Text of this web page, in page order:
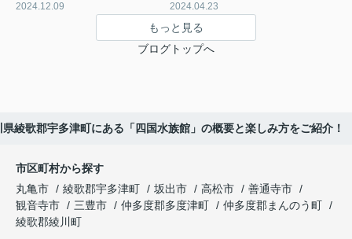
2024.12.09 2024.04.23
もっと見る
ブログトップへ
県綾歌郡宇多津町にある「四国水族館」の概要と楽しみ方をご紹介！
市区町村から探す
丸亀市
綾歌郡宇多津町 坂出市 高松市
善通寺市
観音寺市
三豊市 仲多度郡多度津町
仲多度郡まんのう町
綾歌郡綾川町